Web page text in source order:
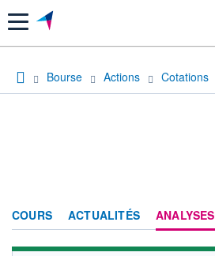
Menu
Bourse Actions Cotations
COURS ACTUALITÉS ANALYSES